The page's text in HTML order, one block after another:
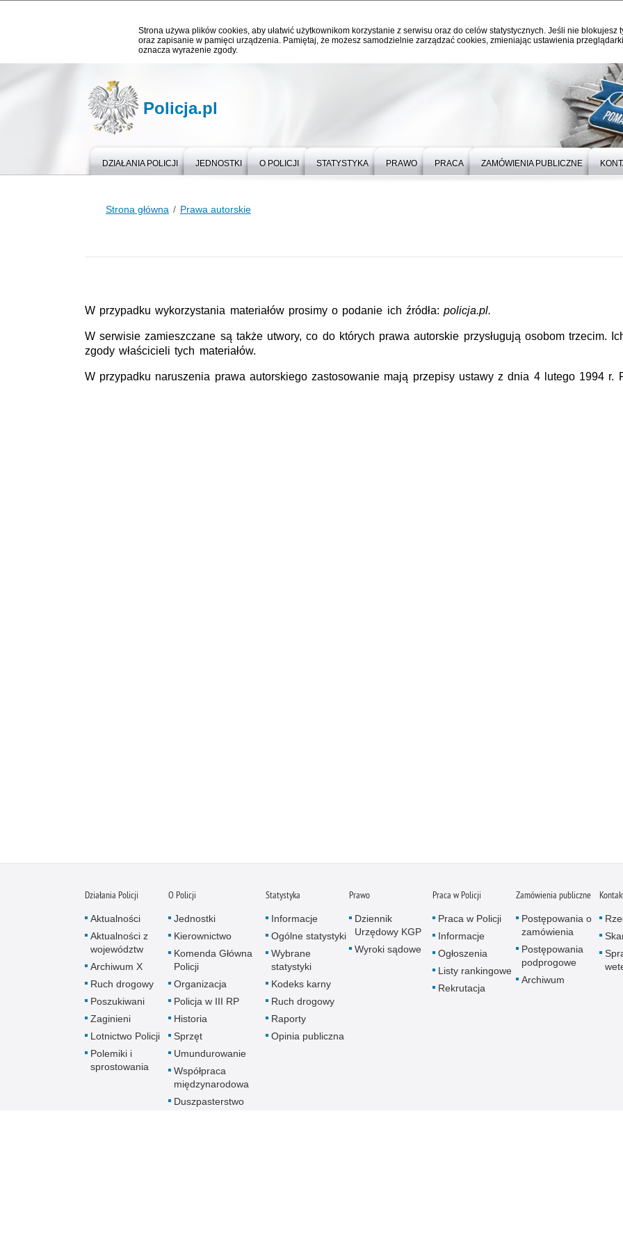
Strona używa plików cookies, aby ułatwić użytkownikom korzystanie z serwisu oraz do celów statystycznych. Jeśli nie blokujesz
oraz zapisanie w pamięci urządzenia. Pamiętaj, że możesz samodzielnie zarządzać cookies, zmieniając ustawienia
oznacza wyrażenie zgody.
Policja.pl
DZIAŁANIA POLICJI JEDNOSTKI O POLICJI STATYSTYKA PRAWO PRACA ZAMÓWIENIA PUBLICZNE
Strona główna Prawa autorskie
W przypadku wykorzystania materiałów prosimy o podanie ich źródła:policja.pl.
W serwisie zamieszczane są także utwory, co do których prawa autorskie przysługują osobom trzecim.
zgody właścicieli tych materiałów.
W przypadku naruszenia prawa autorskiego zastosowanie mają przepisy ustawy z dnia 4 lutego 1994 r.
Działania Policji
Aktualności
Aktualności z
województw
Archiwum X
Ruch drogowy
Poszukiwani
Zaginieni
Lotnictwo Policji
Polemiki i
sprostowania
O Policji
Jednostki
Kierownictwo
Komenda Główna
Policji
Organizacja
Policja w III RP
Historia
Sprzęt
Umundurowanie
Współpraca
międzynarodowa
Duszpasterstwo
Statystyka
Informacje
Ogólne statystyki
Wybrane
statystyki
Kodeks karny
Ruch drogowy
Raporty
Opinia publiczna
Prawo
Dziennik
Urzędowy KGP
Wyroki sądowe
Praca w Policji
Praca w Policji
Informacje
Ogłoszenia
Listy rankingowe
Rekrutacja
Zamówienia publiczne
Postępowania o
zamówienia
Postępowania
podprogowe
Archiwum